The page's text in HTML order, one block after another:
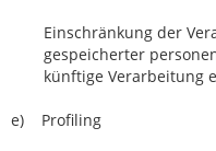
Einschränkung der
gespeicherter
künftige Verarbeitung
e) Profiling